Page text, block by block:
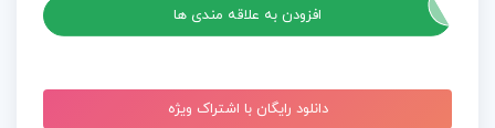
افزودن به علاقه مندی ها
دانلود رایگان با اشتراک ویژه